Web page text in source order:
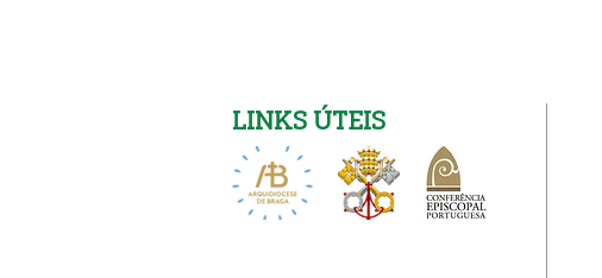
LINKS ÚTEIS